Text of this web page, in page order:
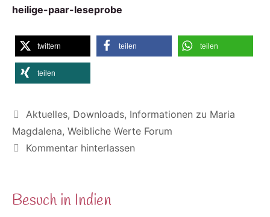
heilige-paar-leseprobe
twittern teilen teilen
teilen
Kategorien
Aktuelles, Downloads, Informationen zu Maria
Magdalena, Weibliche Werte Forum
Kommentar hinterlassen
Besuch in Indien